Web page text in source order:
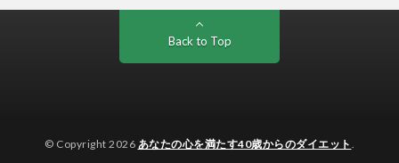
Back to Top
© Copyright 2026 あなたの心を満たす40歳からのダイエット